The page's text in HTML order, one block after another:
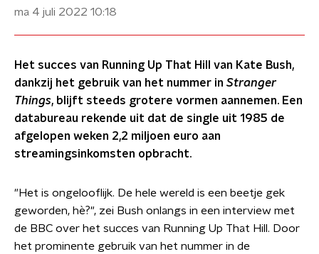
ma 4 juli 2022 10:18
Het succes van Running Up That Hill van Kate Bush,
dankzij het gebruik van het nummer in Stranger
Things, blijft steeds grotere vormen aannemen. Een
databureau rekende uit dat de single uit 1985 de
afgelopen weken 2,2 miljoen euro aan
streamingsinkomsten opbracht.
"Het is ongelooflijk. De hele wereld is een beetje gek
geworden, hè?", zei Bush onlangs in een interview met
de BBC over het succes van Running Up That Hill. Door
het prominente gebruik van het nummer in de